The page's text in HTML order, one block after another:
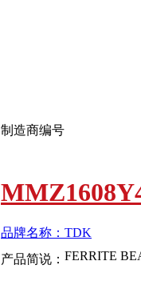
制造商编号
品牌名称：TDK
产品简说：